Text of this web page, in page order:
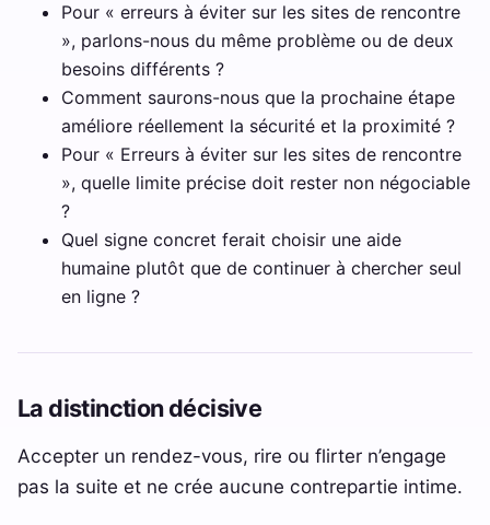
Pour « erreurs à éviter sur les sites de rencontre
», parlons-nous du même problème ou de deux
besoins différents ?
Comment saurons-nous que la prochaine étape
améliore réellement la sécurité et la proximité ?
Pour « Erreurs à éviter sur les sites de rencontre
», quelle limite précise doit rester non négociable
?
Quel signe concret ferait choisir une aide
humaine plutôt que de continuer à chercher seul
en ligne ?
La distinction décisive
Accepter un rendez-vous, rire ou flirter n’engage
pas la suite et ne crée aucune contrepartie intime.